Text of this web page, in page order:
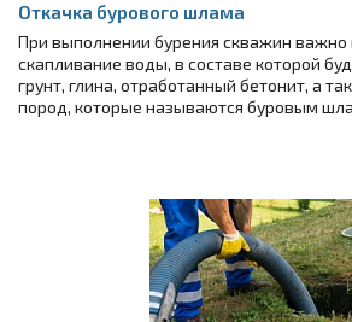
Откачка бурового шлама
При выполнении бурения скважин важно
скапливание воды, в составе которой
грунт, глина, отработанный бетонит, а
пород, которые называются буровым